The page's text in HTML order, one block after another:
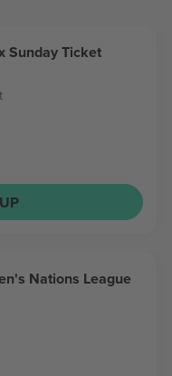
Sunday Ticket
Nations League